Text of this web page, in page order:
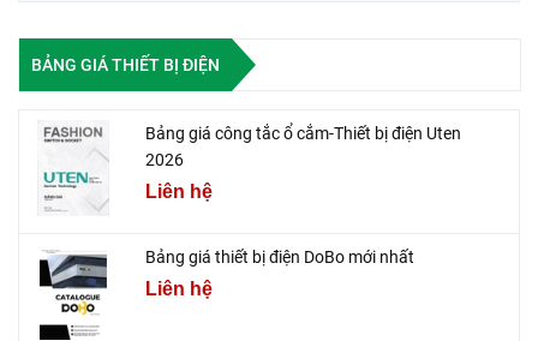
BẢNG GIÁ THIẾT BỊ ĐIỆN
Bảng giá công tắc ổ cắm-Thiết bị điện Uten
2026
Liên hệ
Bảng giá thiết bị điện DoBo mới nhất
Liên hệ